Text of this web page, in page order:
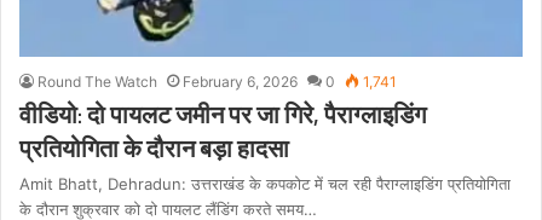
Round The Watch February 6, 2026 0 1,741
वीडियो: दो पायलट जमीन पर जा गिरे, पैराग्लाइडिंग
प्रतियोगिता के दौरान बड़ा हादसा
Amit Bhatt, Dehradun: उत्तराखंड के कपकोट में चल रही पैराग्लाइडिंग प्रतियोगिता
के दौरान शुक्रवार को दो पायलट लैंडिंग करते समय…